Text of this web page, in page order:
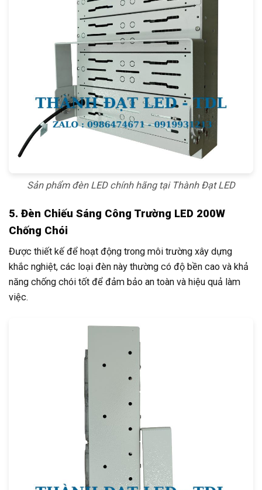
Sản phẩm đèn LED chính hãng tại Thành Đạt LED
5. Đèn Chiếu Sáng Công Trường LED 200W
Chống Chói
Được thiết kế để hoạt động trong môi trường xây dựng
khắc nghiệt, các loại đèn này thường có độ bền cao và khả
năng chống chói tốt để đảm bảo an toàn và hiệu quả làm
việc.